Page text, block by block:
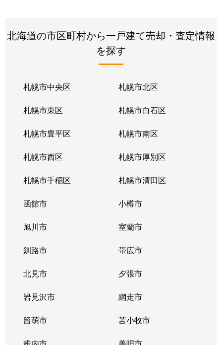
北海道の市区町村から一戸建て売却・査定情報
を探す
札幌市中央区 札幌市北区
札幌市東区 札幌市白石区
札幌市豊平区 札幌市南区
札幌市西区 札幌市厚別区
札幌市手稲区 札幌市清田区
函館市 小樽市
旭川市 室蘭市
釧路市 帯広市
北見市 夕張市
岩見沢市 網走市
留萌市 苫小牧市